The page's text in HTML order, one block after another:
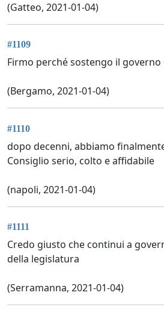
(Gatteo, 2021-01-04)
#1109
Firmo perché sostengo il governo
(Bergamo, 2021-01-04)
#1110
dopo decenni, abbiamo
Consiglio serio, colto e affidabile
(napoli, 2021-01-04)
#1111
Credo giusto che continui a
della legislatura
(Serramanna, 2021-01-04)